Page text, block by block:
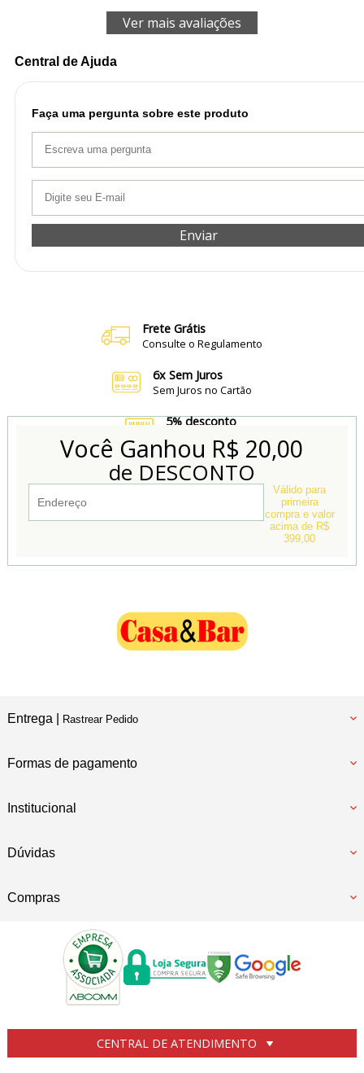
Ver mais avaliações
Central de Ajuda
Faça uma pergunta sobre este produto
Enviar
Frete Grátis
Consulte o Regulamento
6x Sem Juros
Sem Juros no Cartão
5% desconto
no Boleto e Pix
Conheça também
Nossa Loja Física
Você Ganhou R$ 20,00
de DESCONTO
Válido para
primeira
compra e valor
acima de R$
399,00
Entrega | Rastrear Pedido
Formas de pagamento
Institucional
Dúvidas
Compras
CENTRAL DE ATENDIMENTO